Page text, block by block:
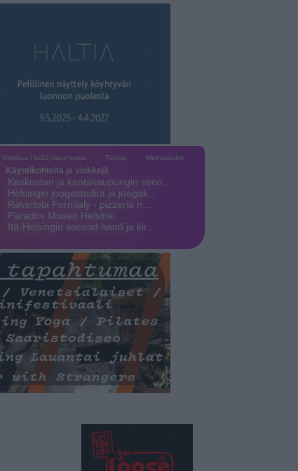
Vinkkaa / lisää tapahtuma Tietoja Mediatiedot
Käyntikohteita ja vinkkejä
Keskustan ja kantakaupungin seco…
Helsingin joogastudiot ja joogak…
Ravintola Fornitaly - pizzeria n…
Paradox Museo Helsinki
Itä-Helsingin second hand ja kir…